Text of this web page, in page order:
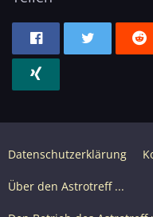
Datenschutzerklärung
Über den Astrotreff ...